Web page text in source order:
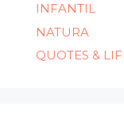
INFANTIL
NATURA
QUOTES &